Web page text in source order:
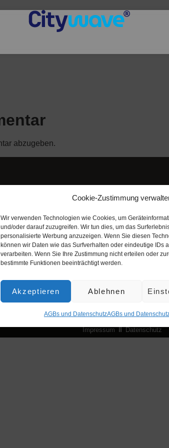
Cookie-Zustimmung
Wir verwenden Technologien wie Cookies, um
und/oder darauf zuzugreifen. Wir tun dies, um das
personalisierte Werbung anzuzeigen. Wenn Sie diesen
können wir Daten wie das Surfverhalten oder eindeutige IDs
verarbeiten. Wenn Sie Ihre Zustimmung nicht erteilen oder
bestimmte Funktionen beeinträchtigt werden.
Akzeptieren Ablehnen
AGBs und DatenschutzAGBs und
abzugeben.
Newsletter
Melde dich bei unserem Newsletter an und
Neuigkeiten rund um die
Zum Newsletter
Impressum Datenschutz